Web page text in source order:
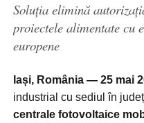
Informații
Zuzana Seidl, PR
Soluția elimină
proiectele alimentate cu
europene
Iași, România — 25 mai
industrial cu sediul în
centrale fotovoltaice